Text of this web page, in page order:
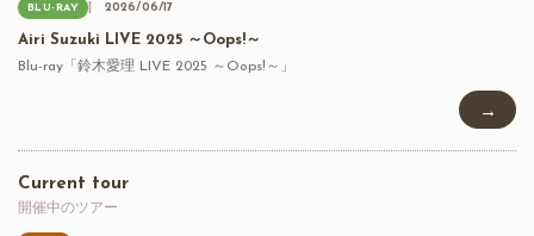
BLU-RAY 2026/06/17
Airi Suzuki LIVE 2025 ～Oops!～
Blu-ray「鈴木愛理 LIVE 2025 ～Oops!～」
→
Current tour
開催中のツアー